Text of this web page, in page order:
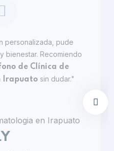
personalizada, pude
bienestar. Recomiendo
de Clínica de
Irapuato sin dudar."